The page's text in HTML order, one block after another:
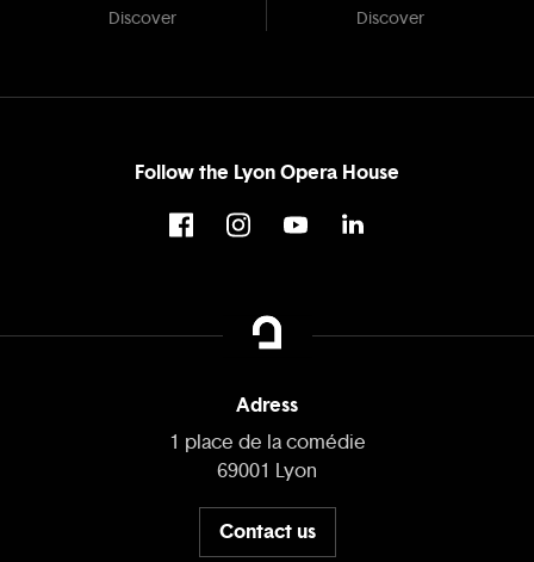
Discover Discover
Follow the Lyon Opera House
Adress
1 place de la comédie
69001 Lyon
Contact us